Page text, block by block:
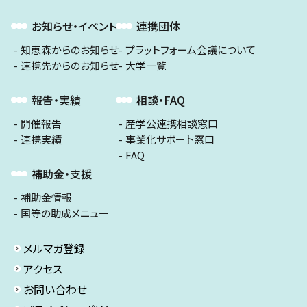
お知らせ・イベント
知恵森からのお知らせ
連携先からのお知らせ
報告・実績
開催報告
連携実績
補助金・支援
補助金情報
国等の助成メニュー
連携団体
プラットフォーム会議について
大学一覧
相談・FAQ
産学公連携相談窓口
事業化サポート窓口
FAQ
メルマガ登録
アクセス
お問い合わせ